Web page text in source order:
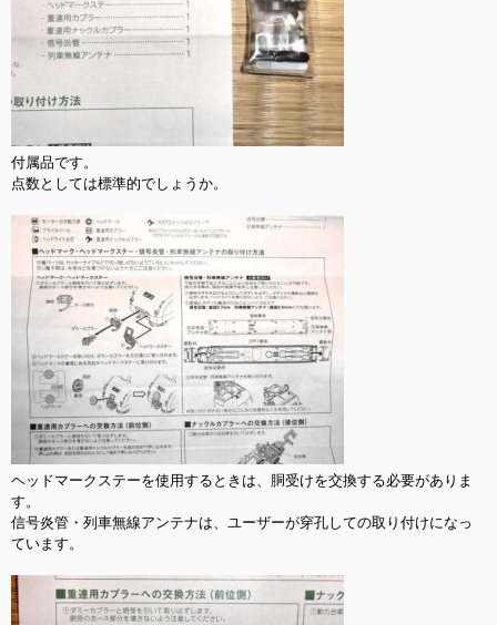
付属品です。
点数としては標準的でしょうか。
ヘッドマークステーを使用するときは、胴受けを交換する必要がありま
す。
信号炎管・列車無線アンテナは、ユーザーが穿孔しての取り付けになっ
ています。